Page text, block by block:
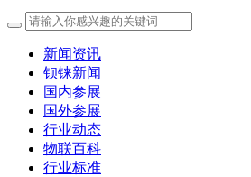
新闻资讯
钡铼新闻
国内参展
国外参展
行业动态
物联百科
行业标准